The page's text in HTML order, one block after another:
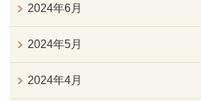
2024年6月
2024年5月
2024年4月